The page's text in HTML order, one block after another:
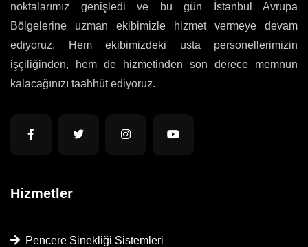
noktalarımız genişledi ve bu gün İstanbul Avrupa
Bölgelerine uzman ekibimizle hizmet vermeye devam
ediyoruz. Hem ekibimizdeki usta personellerimizin
işçiliğinden, hem de hizmetinden son derece memnun
kalacağınızı taahhüt ediyoruz.
Hizmetler
Pencere Sinekliği Sistemleri